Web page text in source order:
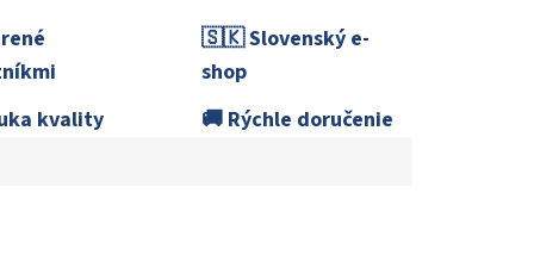
🇸🇰 Slovenský e-
shop
kvality
🚚 Rýchle doručenie